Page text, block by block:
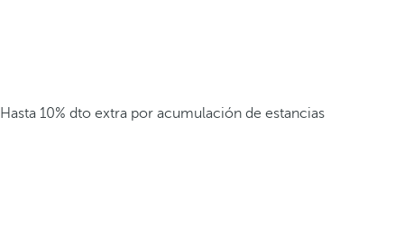
Hasta 10% dto extra por acumulación de estancias